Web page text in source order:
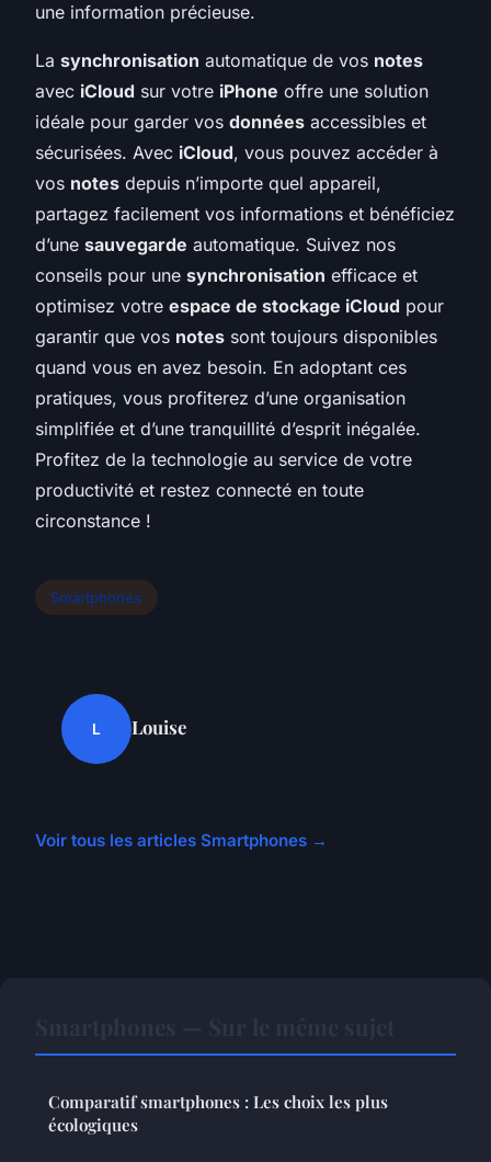
une information précieuse.
La synchronisation automatique de vos notes
avec iCloud sur votre iPhone offre une solution
idéale pour garder vos données accessibles et
sécurisées. Avec iCloud, vous pouvez accéder à
vos notes depuis n’importe quel appareil,
partagez facilement vos informations et bénéficiez
d’une sauvegarde automatique. Suivez nos
conseils pour une synchronisation efficace et
optimisez votre espace de stockage iCloud pour
garantir que vos notes sont toujours disponibles
quand vous en avez besoin. En adoptant ces
pratiques, vous profiterez d’une organisation
simplifiée et d’une tranquillité d’esprit inégalée.
Profitez de la technologie au service de votre
productivité et restez connecté en toute
circonstance !
Smartphones
L Louise
Voir tous les articles Smartphones →
Comparatif smartphones : Les choix les plus
écologiques